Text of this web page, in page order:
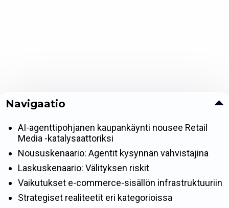
Navigaatio
AI-agenttipohjanen kaupankäynti nousee Retail
Media -katalysaattoriksi
Noususkenaario: Agentit kysynnän vahvistajina
Laskuskenaario: Välityksen riskit
Vaikutukset e-commerce-sisällön infrastruktuuriin
Strategiset realiteetit eri kategorioissa